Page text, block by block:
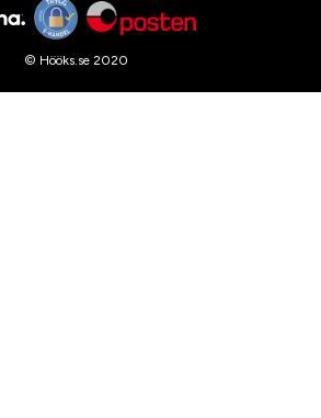
© Hööks.se 2020